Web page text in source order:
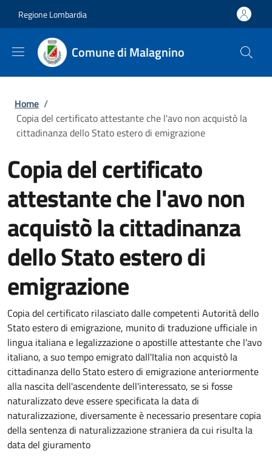
Regione Lombardia
Comune di Malagnino
Briciole di pane
Home /
Copia del certificato attestante che l'avo non acquistò la
cittadinanza dello Stato estero di emigrazione
Copia del certificato
attestante che l'avo non
acquistò la cittadinanza
dello Stato estero di
emigrazione
Copia del certificato rilasciato dalle competenti Autorità dello
Stato estero di emigrazione, munito di traduzione ufficiale in
lingua italiana e legalizzazione o apostille attestante che l'avo
italiano, a suo tempo emigrato dall'Italia non acquistò la
cittadinanza dello Stato estero di emigrazione anteriormente
alla nascita dell'ascendente dell'interessato, se si fosse
naturalizzato deve essere specificata la data di
naturalizzazione, diversamente è necessario presentare copia
della sentenza di naturalizzazione straniera da cui risulta la
data del giuramento